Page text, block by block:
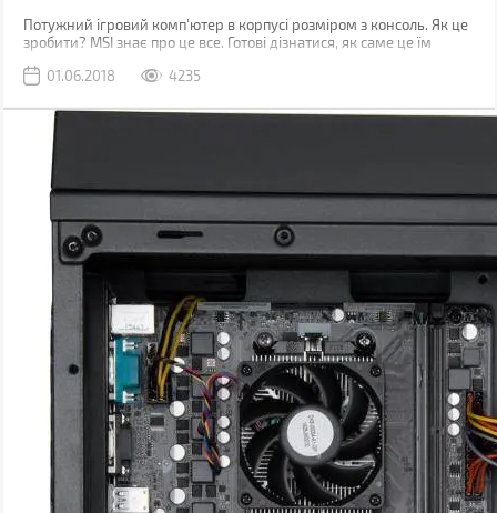
Потужний ігровий комп'ютер в корпусі розміром з консоль. Як це
зробити? MSI знає про це все. Готові дізнатися, як саме це їм
01.06.2018
4235